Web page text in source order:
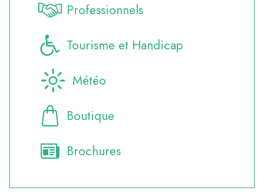
Professionnels
Tourisme et Handicap
Météo
Boutique
Brochures